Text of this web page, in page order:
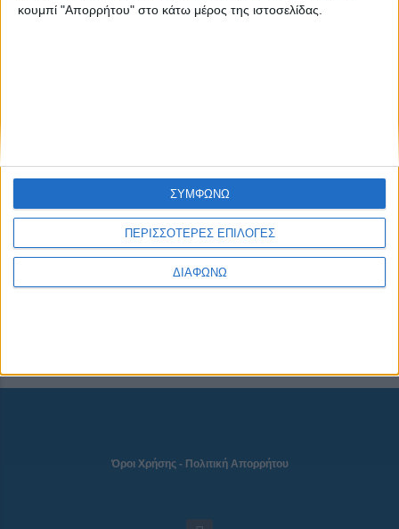
κουμπί "Απορρήτου" στο κάτω μέρος της ιστοσελίδας.
ΠΕΡΙΣΣΟΤΕΡΕΣ ΕΠΙΛΟΓΕΣ
ΔΙΑΦΩΝΩ
ΣΥΜΦΩΝΩ
Όροι Χρήσης- Πολιτική Απορρήτου